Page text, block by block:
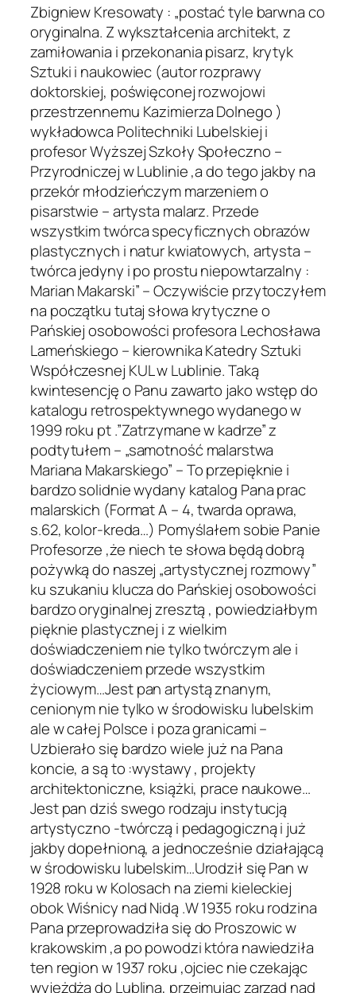
Zbigniew Kresowaty : „postać tyle barwna co
oryginalna. Z wykształcenia architekt, z
zamiłowania i przekonania pisarz, krytyk
Sztuki i naukowiec (autor rozprawy
doktorskiej, poświęconej rozwojowi
przestrzennemu Kazimierza Dolnego )
wykładowca Politechniki Lubelskiej i
profesor Wyższej Szkoły Społeczno –
Przyrodniczej w Lublinie ,a do tego jakby na
przekór młodzieńczym marzeniem o
pisarstwie – artysta malarz. Przede
wszystkim twórca specyficznych obrazów
plastycznych i natur kwiatowych, artysta –
twórca jedyny i po prostu niepowtarzalny :
Marian Makarski” – Oczywiście przytoczyłem
na początku tutaj słowa krytyczne o
Pańskiej osobowości profesora Lechosława
Lameńskiego – kierownika Katedry Sztuki
Współczesnej KUL w Lublinie. Taką
kwintesencję o Panu zawarto jako wstęp do
katalogu retrospektywnego wydanego w
1999 roku pt .”Zatrzymane w kadrze” z
podtytułem – „samotność malarstwa
Mariana Makarskiego” – To przepięknie i
bardzo solidnie wydany katalog Pana prac
malarskich (Format A – 4, twarda oprawa,
s.62, kolor-kreda…) Pomyślałem sobie Panie
Profesorze ,że niech te słowa będą dobrą
pożywką do naszej „artystycznej rozmowy”
ku szukaniu klucza do Pańskiej osobowości
bardzo oryginalnej zresztą , powiedziałbym
pięknie plastycznej i z wielkim
doświadczeniem nie tylko twórczym ale i
doświadczeniem przede wszystkim
życiowym…Jest pan artystą znanym,
cenionym nie tylko w środowisku lubelskim
ale w całej Polsce i poza granicami –
Uzbierało się bardzo wiele już na Pana
koncie, a są to :wystawy , projekty
architektoniczne, książki, prace naukowe…
Jest pan dziś swego rodzaju instytucją
artystyczno -twórczą i pedagogiczną i już
jakby dopełnioną, a jednocześnie działającą
w środowisku lubelskim…Urodził się Pan w
1928 roku w Kolosach na ziemi kieleckiej
obok Wiśnicy nad Nidą .W 1935 roku rodzina
Pana przeprowadziła się do Proszowic w
krakowskim ,a po powodzi która nawiedziła
ten region w 1937 roku ,ojciec nie czekając
wyjeżdża do Lublina, przejmując zarząd nad